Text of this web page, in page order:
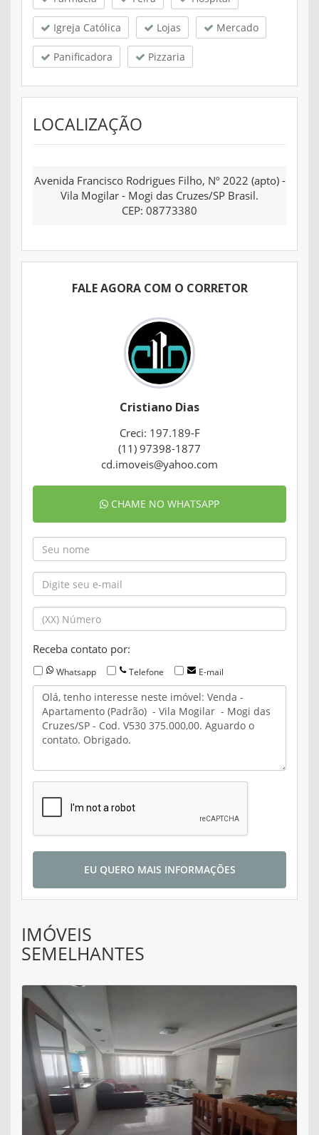
Igreja Católica Lojas Mercado
Panificadora Pizzaria
LOCALIZAÇÃO
Avenida Francisco Rodrigues Filho, Nº 2022 (apto) -
Vila Mogilar - Mogi das Cruzes/SP Brasil.
CEP: 08773380
FALE AGORA COM O CORRETOR
Cristiano Dias
Creci: 197.189-F
(11) 97398-1877
cd.imoveis@yahoo.com
CHAME NO WHATSAPP
Receba contato por:
Whatsapp Telefone E-mail
EU QUERO MAIS INFORMAÇÕES
IMÓVEIS
SEMELHANTES